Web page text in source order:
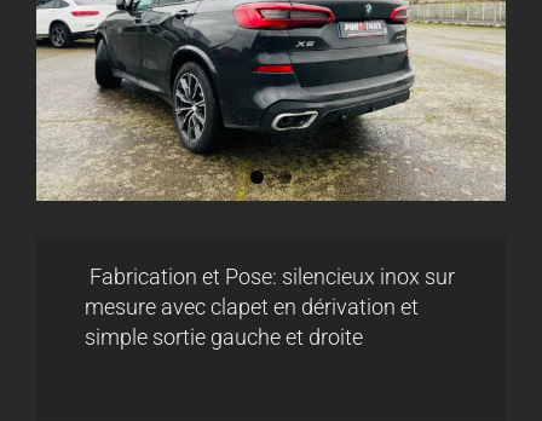
Fabrication et Pose: silencieux inox sur
mesure avec clapet en dérivation et
simple sortie gauche et droite